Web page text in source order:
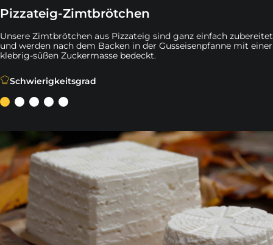
Pizzateig-Zimtbrötchen
Unsere Zimtbrötchen aus Pizzateig sind ganz einfach zubereitet
und werden nach dem Backen in der Gusseisenpfanne mit einer
klebrig-süßen Zuckermasse bedeckt.
Schwierigkeitsgrad